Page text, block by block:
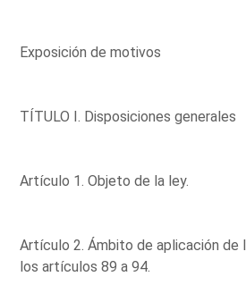
Exposición de motivos
TÍTULO I. Disposiciones generales
Artículo 1. Objeto de la ley.
Artículo 2. Ámbito de aplicación de
los artículos 89 a 94.